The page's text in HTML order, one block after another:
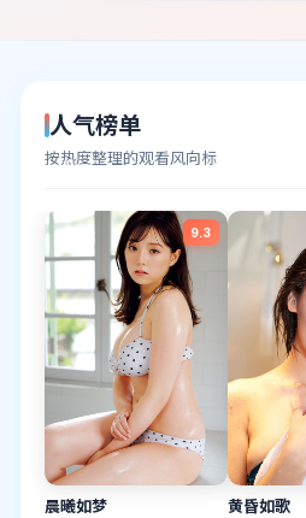
人气榜单
按热度整理的观看风向标
9.3
晨曦如梦 黄昏如歌